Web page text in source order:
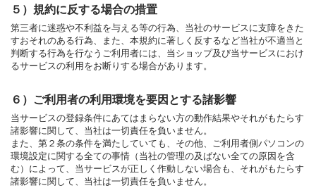
５）規約に反する場合の措置
第三者に迷惑や不利益を与える等の行為、当社のサービスに支障をきた
すおそれのある行為、また、本規約に著しく反するなど当社が不適当と
判断する行為を行なうご利用者には、当ショップ及び当サービスにおけ
るサービスの利用をお断りする場合があります。
６）ご利用者の利用環境を要因とする諸影響
当サービスの登録条件にあてはまらない方の動作結果やそれがもたらす
諸影響に関して、当社は一切責任を負いません。
また、第２条の条件を満たしていても、その他、ご利用者側パソコンの
環境設定に関する全ての事情（当社の管理の及ばない全ての原因を含
む）によって、当サービスが正しく作動しない場合も、それがもたらす
諸影響に関して、当社は一切責任を負いません。